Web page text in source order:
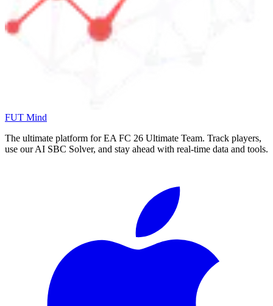
FUT Mind
The ultimate platform for EA FC 26 Ultimate Team. Track players,
use our AI SBC Solver, and stay ahead with real-time data and tools.